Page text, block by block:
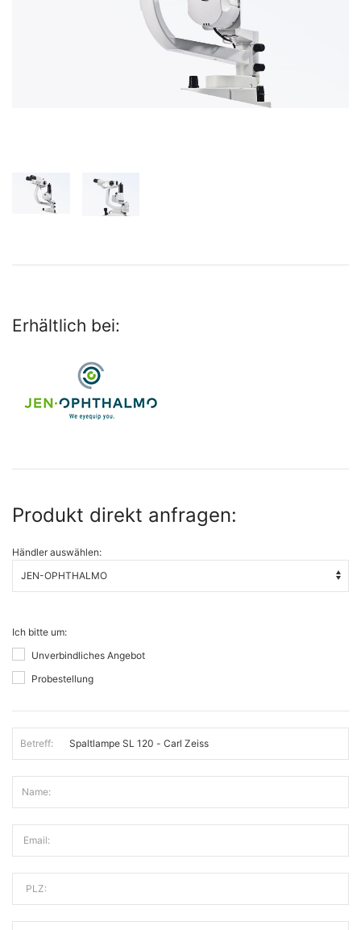
Erhältlich bei:
Produkt direkt anfragen:
Händler auswählen:
Ich bitte um:
Unverbindliches Angebot
Probestellung
Betreff:
Name:
Email:
PLZ: